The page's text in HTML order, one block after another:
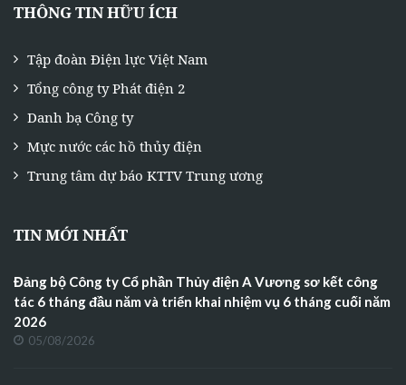
THÔNG TIN HỮU ÍCH
Tập đoàn Điện lực Việt Nam
Tổng công ty Phát điện 2
Danh bạ Công ty
Mực nước các hồ thủy điện
Trung tâm dự báo KTTV Trung ương
TIN MỚI NHẤT
Đảng bộ Công ty Cổ phần Thủy điện A Vương sơ kết công
tác 6 tháng đầu năm và triển khai nhiệm vụ 6 tháng cuối năm
2026
05/08/2026